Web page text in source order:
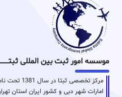
موسسه امور ثبت بین المللی
مرکز تخصصی
امارات شهر دبی و کشور ایران استان